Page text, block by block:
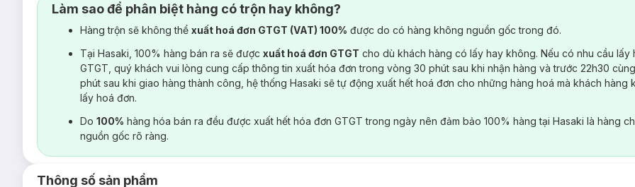
Làm sao để phân biệt hàng có trộn hay không?
Hàng trộn sẽ không thể xuất hoá đơn GTGT (VAT) 100% được do có hàng không nguồn gốc trong đó.
Tại Hasaki, 100% hàng bán ra sẽ được xuất hoá đơn GTGT cho dù khách hàng có lấy hay không. Nếu có nhu cầu lấy
GTGT, quý khách vui lòng cung cấp thông tin xuất hóa đơn trong vòng 30 phút sau khi nhận hàng và trước 22h30
phút sau khi giao hàng thành công, hệ thống Hasaki sẽ tự động xuất hết hoá đơn cho những hàng hoá mà khách hàng
lấy hoá đơn.
Do 100% hàng hóa bán ra đều được xuất hết hóa đơn GTGT trong ngày nên đảm bảo 100% hàng tại Hasaki là hàng
nguồn gốc rõ ràng.
Thông số sản phẩm